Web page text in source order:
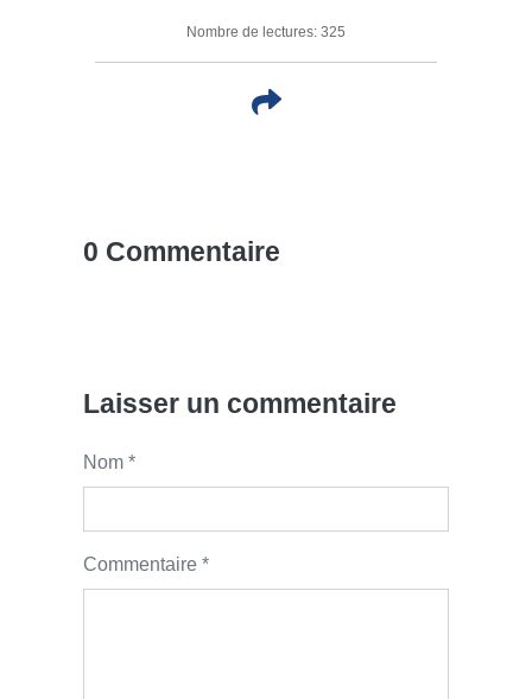
Nombre de lectures: 325
0 Commentaire
Laisser un commentaire
Nom *
Commentaire *